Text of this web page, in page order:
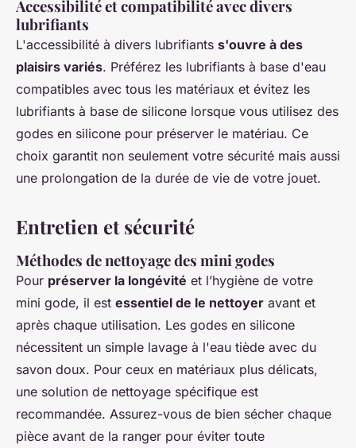
Accessibilité et compatibilité avec divers
lubrifiants
L'accessibilité à divers lubrifiants s'ouvre à des
plaisirs variés. Préférez les lubrifiants à base d'eau
compatibles avec tous les matériaux et évitez les
lubrifiants à base de silicone lorsque vous utilisez des
godes en silicone pour préserver le matériau. Ce
choix garantit non seulement votre sécurité mais aussi
une prolongation de la durée de vie de votre jouet.
Entretien et sécurité
Méthodes de nettoyage des mini godes
Pour préserver la longévité et l’hygiène de votre
mini gode, il est essentiel de le nettoyer avant et
après chaque utilisation. Les godes en silicone
nécessitent un simple lavage à l'eau tiède avec du
savon doux. Pour ceux en matériaux plus délicats,
une solution de nettoyage spécifique est
recommandée. Assurez-vous de bien sécher chaque
pièce avant de la ranger pour éviter toute